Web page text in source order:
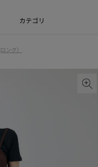
カテゴリ
ング）